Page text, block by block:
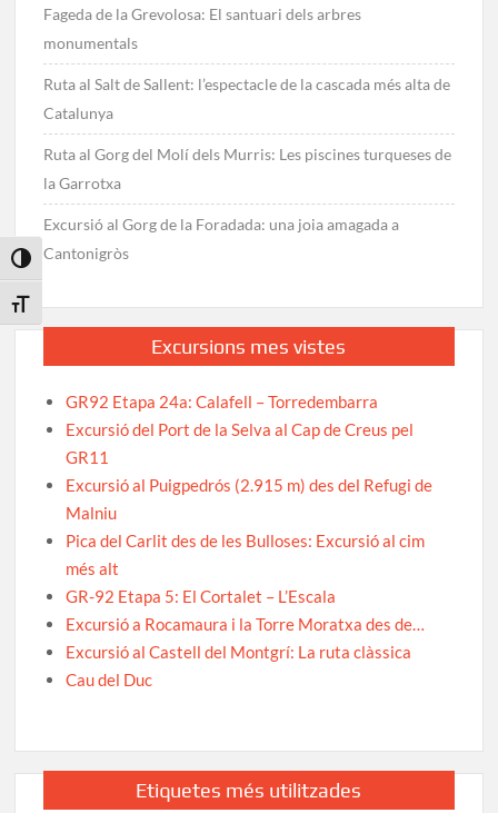
Toggle High Contrast
Toggle Font size
Fageda de la Grevolosa: El santuari dels arbres
monumentals
Ruta al Salt de Sallent: l’espectacle de la cascada més alta de
Catalunya
Ruta al Gorg del Molí dels Murris: Les piscines turqueses de
la Garrotxa
Excursió al Gorg de la Foradada: una joia amagada a
Cantonigròs
Excursions mes vistes
GR92 Etapa 24a: Calafell – Torredembarra
Excursió del Port de la Selva al Cap de Creus pel
GR11
Excursió al Puigpedrós (2.915 m) des del Refugi de
Malniu
Pica del Carlit des de les Bulloses: Excursió al cim
més alt
GR-92 Etapa 5: El Cortalet – L’Escala
Excursió a Rocamaura i la Torre Moratxa des de…
Excursió al Castell del Montgrí: La ruta clàssica
Cau del Duc
Etiquetes més utilitzades